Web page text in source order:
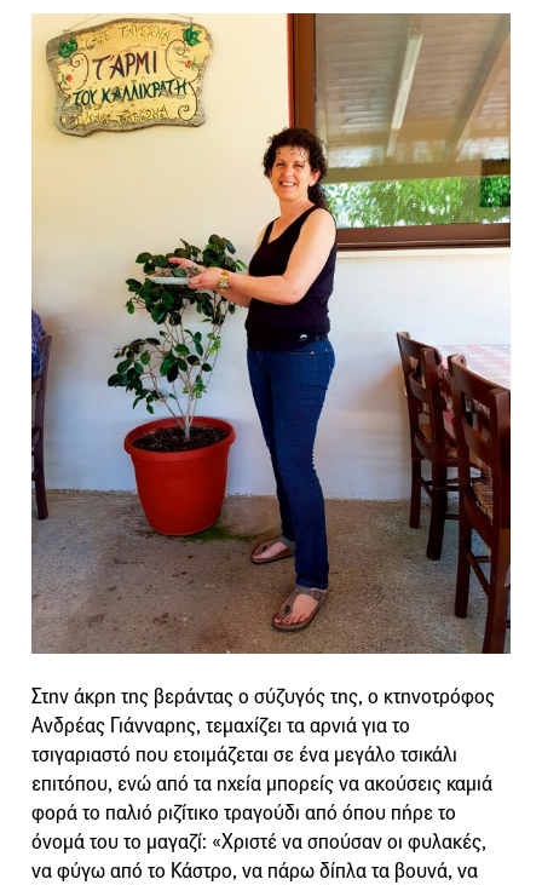
Στην άκρη της βεράντας ο σύζυγός της, ο κτηνοτρόφος
Ανδρέας Γιάνναρης, τεμαχίζει τα αρνιά για το
τσιγαριαστό που ετοιμάζεται σε ένα μεγάλο τσικάλι
επιτόπου, ενώ από τα ηχεία μπορείς να ακούσεις καμιά
φορά το παλιό ριζίτικο τραγούδι από όπου πήρε το
όνομά του το μαγαζί: «Χριστέ να σπούσαν οι φυλακές,
να φύγω από το Κάστρο, να πάρω δίπλα τα βουνά, να